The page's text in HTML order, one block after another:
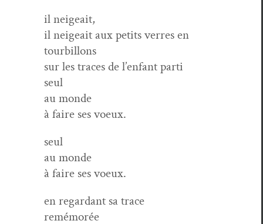
il neigeait,
il neigeait aux petits ver­res en
tourbillons
sur les traces de l’enfant parti
seul
au monde
à faire ses voeux.
seul
au monde
à faire ses voeux.
en regar­dant sa trace
remémorée